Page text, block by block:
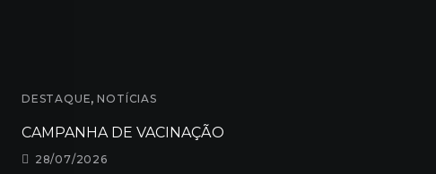
DESTAQUE,NOTÍCIAS
CAMPANHA DE VACINAÇÃO
28/07/2026